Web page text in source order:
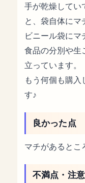
手が乾燥してい
と、袋自体にマ
ビニール袋にマ
食品の分別や生
立っています。
もう何個も購
す♪
良かった点
マチがあるとこ
不満点・注